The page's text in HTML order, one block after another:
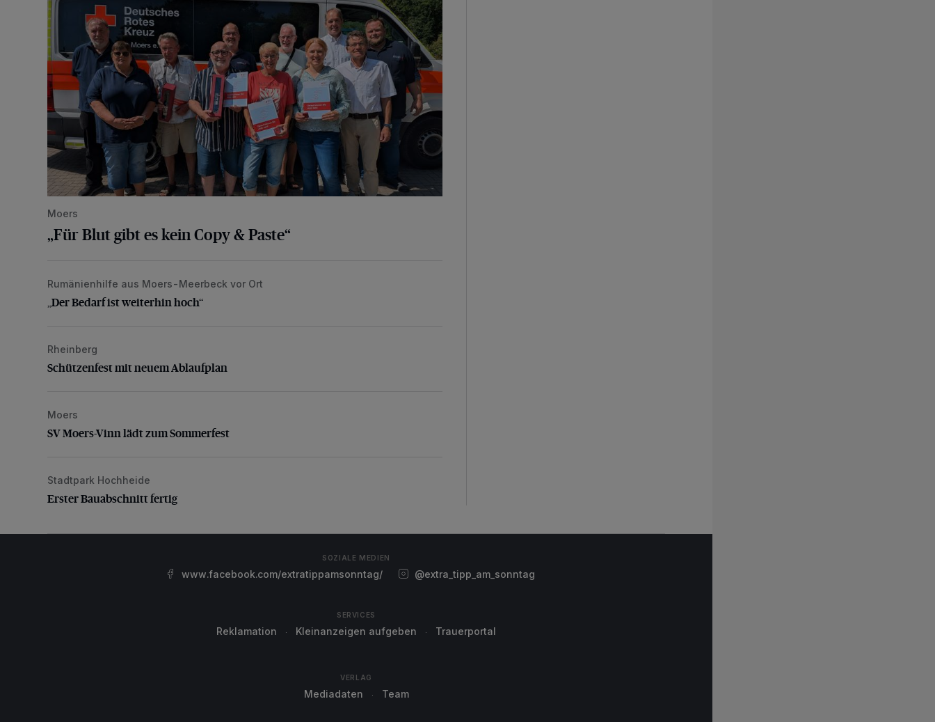
Moers
„Für Blut gibt es kein Copy & Paste“
„Der Bedarf ist weiterhin hoch“
Rumänienhilfe aus Moers-Meerbeck vor Ort
„Der Bedarf ist weiterhin hoch“
Schützenfest mit neuem Ablaufplan
Rheinberg
Schützenfest mit neuem Ablaufplan
SV Moers-Vinn lädt zum Sommerfest
Moers
SV Moers-Vinn lädt zum Sommerfest
Erster Bauabschnitt fertig
Stadtpark Hochheide
Erster Bauabschnitt fertig
SOZIALE MEDIEN
www.facebook.com/extratippamsonntag/ @extra_tipp_am_sonntag
SERVICES
Reklamation Kleinanzeigen aufgeben Trauerportal
VERLAG
Mediadaten Team